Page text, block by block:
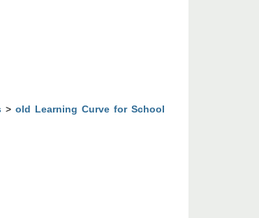
> old Learning Curve for School